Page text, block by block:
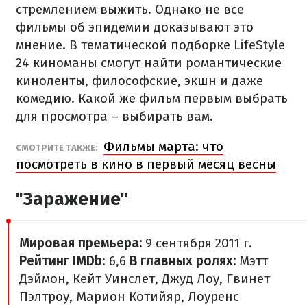
стремлением выжить. Однако не все
фильмы об эпидемии доказывают это
мнение. В тематической подборке LifeStyle
24 киноманы смогут найти романтические
киноленты, философские, экшн и даже
комедию. Какой же фильм первым выбрать
для просмотра – выбирать вам.
СМОТРИТЕ ТАКЖЕ:
Фильмы марта: что
посмотреть в кино в первый месяц весны
"Заражение"
Мировая премьера: 9 сентября 2011 г.
Рейтинг IMDb: 6,6 В главных ролях: Мэтт
Дэймон, Кейт Уинслет, Джуд Лоу, Гвинет
Пэлтроу, Марион Котийяр, Лоуренс